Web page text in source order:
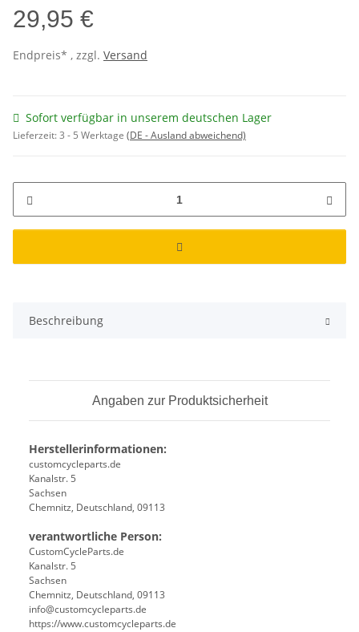
29,95 €
Endpreis* , zzgl. Versand
Sofort verfügbar in unserem deutschen Lager
Lieferzeit:3 - 5 Werktage (DE - Ausland abweichend)
Beschreibung
Angaben zur Produktsicherheit
Herstellerinformationen:
customcycleparts.de
Kanalstr. 5
Sachsen
Chemnitz, Deutschland, 09113
verantwortliche Person:
CustomCycleParts.de
Kanalstr. 5
Sachsen
Chemnitz, Deutschland, 09113
info@customcycleparts.de
https://www.customcycleparts.de